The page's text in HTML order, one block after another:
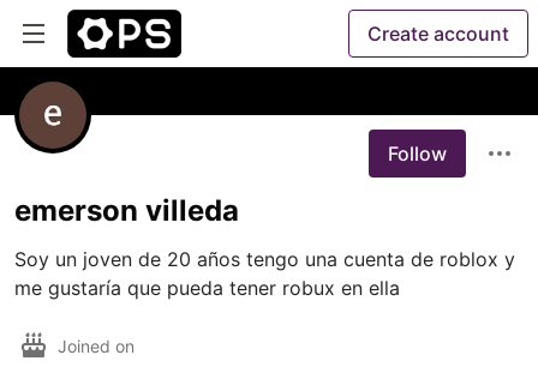
Create account
Follow
emerson villeda
Soy un joven de 20 años tengo una cuenta de roblox y
Joined on